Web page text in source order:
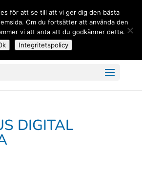
DIGITAL
för att se till att vi ger dig den bästa
Om du fortsätter att använda den
vi att anta att du godkänner detta.
Integritetspolicy